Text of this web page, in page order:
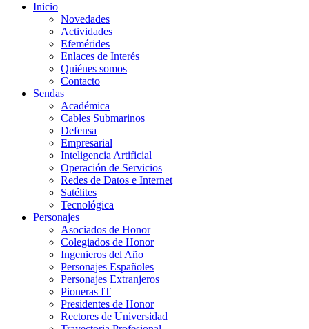
Inicio
Novedades
Actividades
Efemérides
Enlaces de Interés
Quiénes somos
Contacto
Sendas
Académica
Cables Submarinos
Defensa
Empresarial
Inteligencia Artificial
Operación de Servicios
Redes de Datos e Internet
Satélites
Tecnológica
Personajes
Asociados de Honor
Colegiados de Honor
Ingenieros del Año
Personajes Españoles
Personajes Extranjeros
Pioneras IT
Presidentes de Honor
Rectores de Universidad